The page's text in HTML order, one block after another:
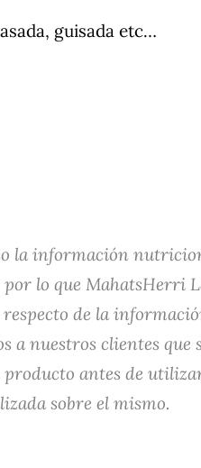
guisada etc…
la información
por lo que MahatsHerri
de la
a nuestros clientes que
producto antes de
sobre el mismo.